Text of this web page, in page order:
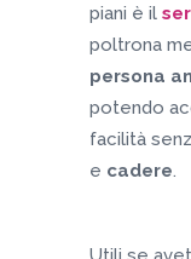
piani è il
poltrona
persona
potendo
facilità
e cadere.